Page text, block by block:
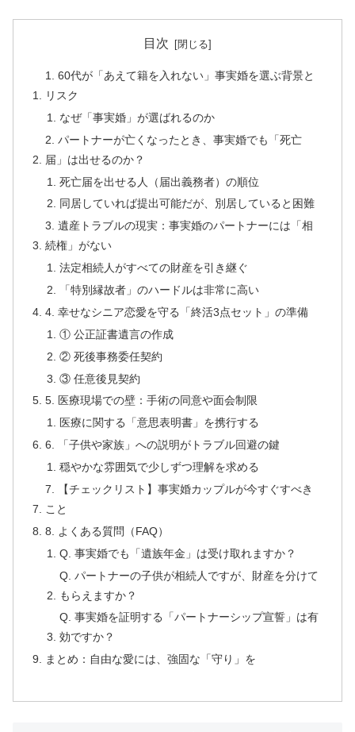
目次
1. 60代が「あえて籍を入れない」事実婚を選ぶ背景と
リスク
なぜ「事実婚」が選ばれるのか
2. パートナーが亡くなったとき、事実婚でも「死亡
届」は出せるのか？
死亡届を出せる人（届出義務者）の順位
同居していれば提出可能だが、別居していると困難
3. 遺産トラブルの現実：事実婚のパートナーには「相
続権」がない
法定相続人がすべての財産を引き継ぐ
「特別縁故者」のハードルは非常に高い
4. 幸せなシニア恋愛を守る「終活3点セット」の準備
① 公正証書遺言の作成
② 死後事務委任契約
③ 任意後見契約
5. 医療現場での壁：手術の同意や面会制限
医療に関する「意思表明書」を携行する
6. 「子供や家族」への説明がトラブル回避の鍵
穏やかな雰囲気で少しずつ理解を求める
7. 【チェックリスト】事実婚カップルが今すぐすべき
こと
8. よくある質問（FAQ）
Q. 事実婚でも「遺族年金」は受け取れますか？
Q. パートナーの子供が相続人ですが、財産を分けて
もらえますか？
Q. 事実婚を証明する「パートナーシップ宣誓」は有
効ですか？
まとめ：自由な愛には、強固な「守り」を